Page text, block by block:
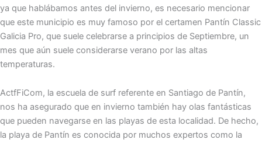
ya que hablábamos antes del invierno, es necesario mencionar
que este municipio es muy famoso por el certamen Pantín Classic
Galicia Pro, que suele celebrarse a principios de Septiembre, un
mes que aún suele considerarse verano por las altas
temperaturas.
ActfFiCom, la escuela de surf referente en Santiago de Pantín,
nos ha asegurado que en invierno también hay olas fantásticas
que pueden navegarse en las playas de esta localidad. De hecho,
la playa de Pantín es conocida por muchos expertos como la